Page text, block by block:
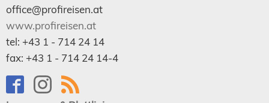
office@profireisen.at
www.profireisen.at
tel: +43 1 - 714 24 14
fax: +43 1 - 714 24 14-4